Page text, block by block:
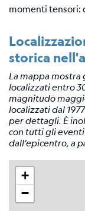
Nestore
Contatti
momenti tensori:
storica
La mappa
localizzati entro
magnitudo
localizzati dal
per dettagli. È
con tutti gli
dall’epicentro, a
+
−